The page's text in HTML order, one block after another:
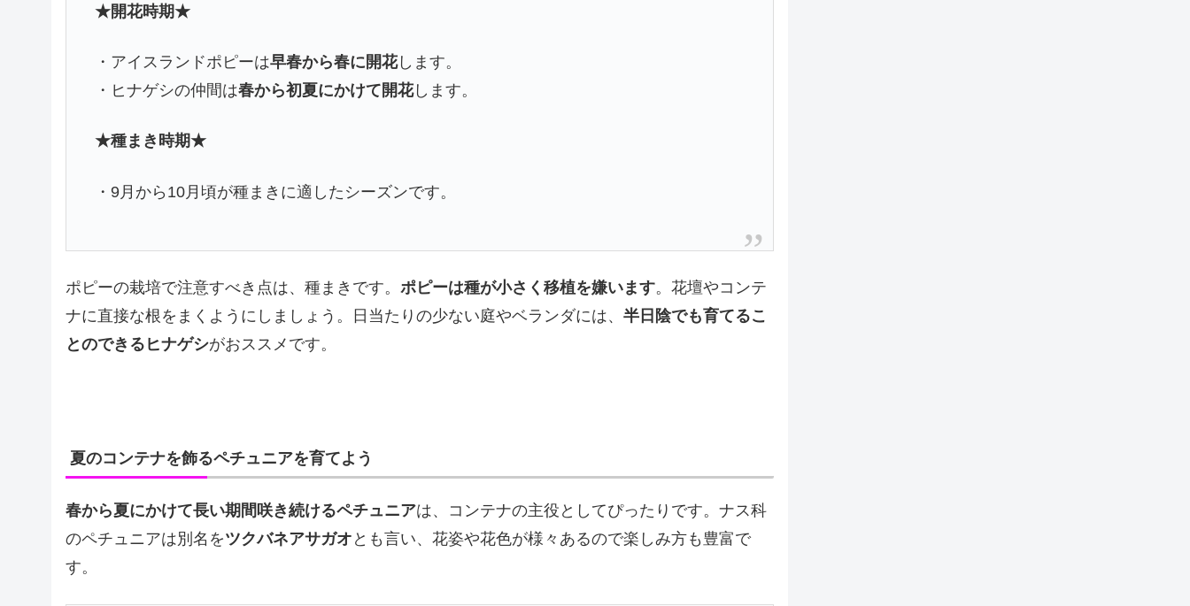
★開花時期★
・アイスランドポピーは早春から春に開花します。
・ヒナゲシの仲間は春から初夏にかけて開花します。
★種まき時期★
・9月から10月頃が種まきに適したシーズンです。
ポピーの栽培で注意すべき点は、種まきです。 ポピーは種が小さく移植を嫌います。花壇やコンテ
ナに直接な根をまくようにしましょう。日当たりの少ない庭やベランダには、 半日陰でも育てるこ
とのできるヒナゲシがおススメです。
夏のコンテナを飾るペチュニアを育てよう
春から夏にかけて長い期間咲き続けるペチュニアは、コンテナの主役としてぴったりです。ナス科
のペチュニアは別名をツクバネアサガオ とも言い、花姿や花色が様々あるので楽しみ方も豊富で
す。